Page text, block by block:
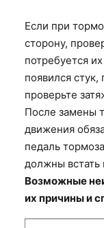
Если при
сторону,
потребуется
появился
проверьте
После замены
движения
педаль
должны встать
Возможные
их причины и